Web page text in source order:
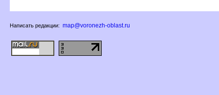
Написать редакции: map@voronezh-oblast.ru